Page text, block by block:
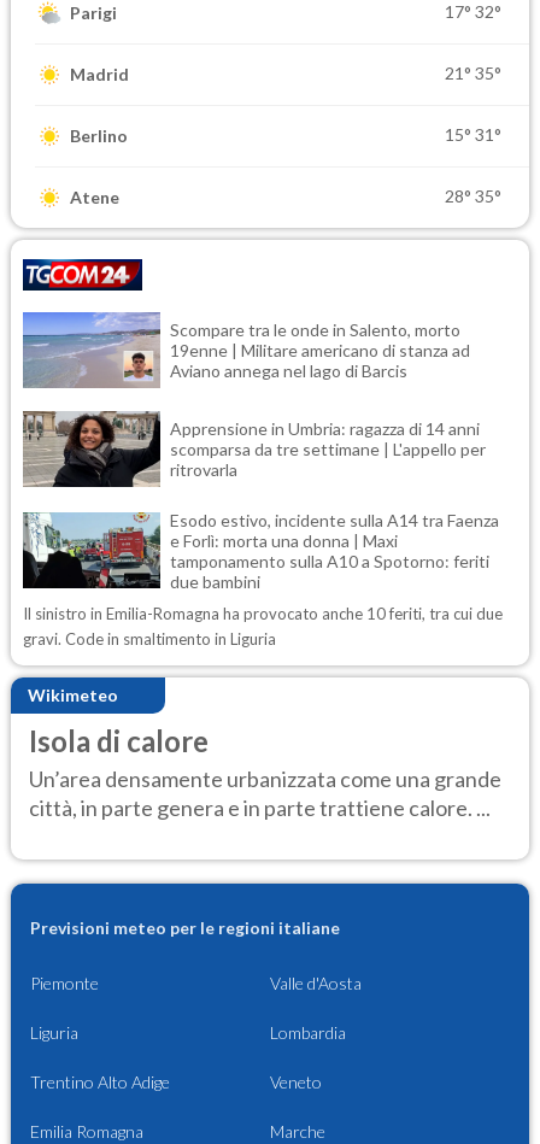
Parigi 17° 32°
Madrid 21° 35°
Berlino 15° 31°
Atene 28° 35°
Scompare tra le onde in Salento, morto
19enne | Militare americano di stanza ad
Aviano annega nel lago di Barcis
Apprensione in Umbria: ragazza di 14 anni
scomparsa da tre settimane | L'appello per
ritrovarla
Esodo estivo, incidente sulla A14 tra Faenza
e Forlì: morta una donna | Maxi
tamponamento sulla A10 a Spotorno: feriti
due bambini
Il sinistro in Emilia-Romagna ha provocato anche 10 feriti, tra cui due
gravi. Code in smaltimento in Liguria
Wikimeteo
Isola di calore
Un’area densamente urbanizzata come una grande
città, in parte genera e in parte trattiene calore. ...
Previsioni meteo per le regioni italiane
Piemonte Valle d'Aosta
Liguria Lombardia
Trentino Alto Adige Veneto
Emilia Romagna Marche